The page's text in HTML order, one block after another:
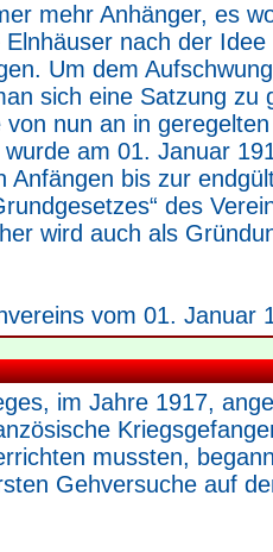
mehr Anhänger, es
nach der Idee
Um dem
sich eine Satzung zu
nun an in
am 01. Januar
Anfängen bis zur
des
wird auch als
vom 01. Januar
im Jahre 1917,
mussten,
Gehversuche auf